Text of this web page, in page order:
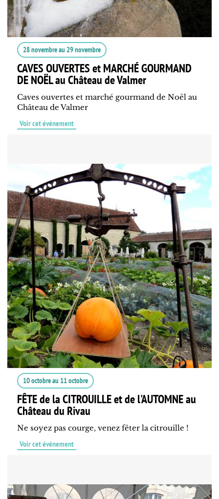
28 novembreau 29 novembre
CAVES OUVERTES et MARCHÉ GOURMAND
DE NOËL au Château de Valmer
Caves ouvertes et marché gourmand de Noël au
Château de Valmer
Voir cet événement
10 octobreau 11 octobre
FÊTE de la CITROUILLE et de l'AUTOMNE au
Château du Rivau
Ne soyez pas courge, venez fêter la citrouille !
Voir cet événement